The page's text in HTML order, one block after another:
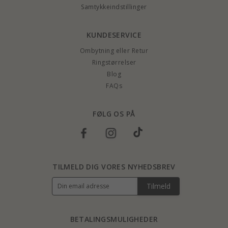
Samtykkeindstillinger
KUNDESERVICE
Ombytning eller Retur
Ringstørrelser
Blog
FAQs
FØLG OS PÅ
BETALINGSMULIGHEDER
TILMELD DIG VORES NYHEDSBREV
Tilmeld